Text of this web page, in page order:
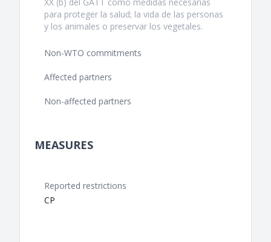
para proteger la salud; la vida de las personas
y los animales o preservar los vegetales.
Non-WTO commitments
Affected partners
Non-affected partners
MEASURES
Reported restrictions
CP